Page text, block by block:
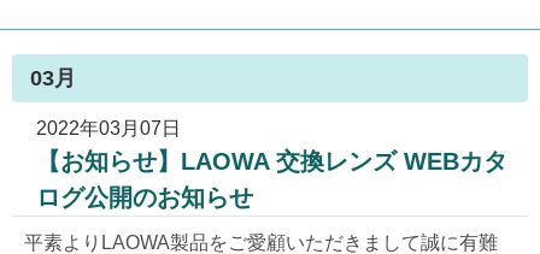
03月
2022年03月07日
【お知らせ】LAOWA 交換レンズ WEBカタ
ログ公開のお知らせ
平素よりLAOWA製品をご愛顧いただきまして誠に有難